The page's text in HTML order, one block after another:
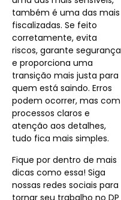
também é uma das mais
fiscalizadas. Se feito
corretamente, evita
riscos, garante segurança
e proporciona uma
transição mais justa para
quem está saindo. Erros
podem ocorrer, mas com
processos claros e
atenção aos detalhes,
tudo fica mais simples.
Fique por dentro de mais
dicas como essa! Siga
nossas redes sociais para
tornar seu trabalho no DP